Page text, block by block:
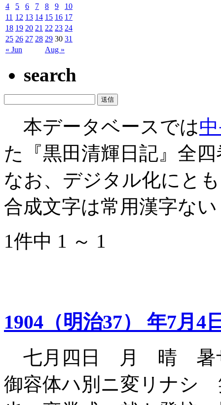
« Jun Aug »
4
5 6 7 8 9
10
11 12 13 14 15 16 17
18 19 20 21 22 23 24
25 26 27 28 29 30 31
search
本データベースでは
た『黒田清輝日記』全
なお、デジタル化にと
合成文字は常用漢字な
1件中 1 ～ 1
1904（明治37） 年7月4
七月四日 月 晴 暑
御容体ハ別ニ変リナシ